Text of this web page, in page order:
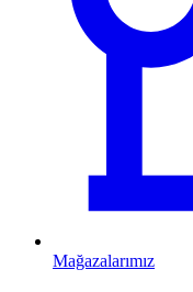
Mağazalarımız